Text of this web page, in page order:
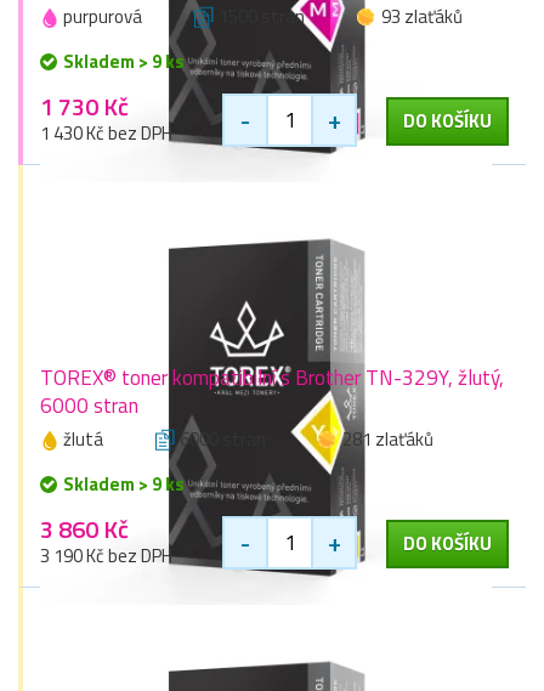
purpurová 1500 stran
93 zlaťáků
Skladem > 9 ks
1 730 Kč
1 430 Kč bez DPH - + DO KOŠÍKU
TOREX® toner kompatibilní s Brother TN-329Y, žlutý,
6000 stran
žlutá 6000 stran
281 zlaťáků
Skladem > 9 ks
3 860 Kč
3 190 Kč bez DPH - + DO KOŠÍKU